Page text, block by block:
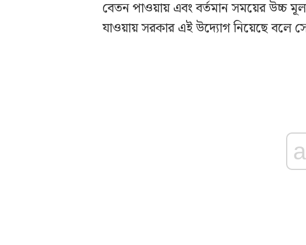
বেতন পাওয়ায় এবং বর্তমান সময়ের উচ্চ
যাওয়ায় সরকার এই উদ্যোগ নিয়েছে বলে সে